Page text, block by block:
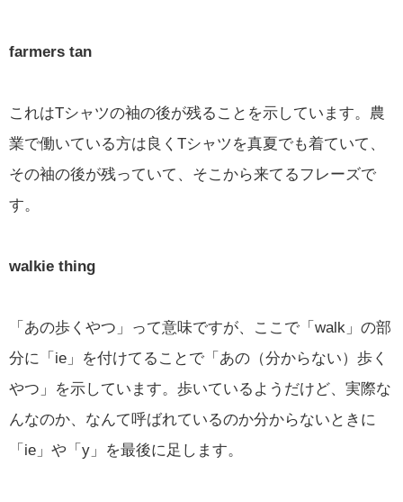
farmers tan
これはTシャツの袖の後が残ることを示しています。農
業で働いている方は良くTシャツを真夏でも着ていて、
その袖の後が残っていて、そこから来てるフレーズで
す。
walkie thing
「あの歩くやつ」って意味ですが、ここで「walk」の部
分に「ie」を付けてることで「あの（分からない）歩く
やつ」を示しています。歩いているようだけど、実際な
んなのか、なんて呼ばれているのか分からないときに
「ie」や「y」を最後に足します。